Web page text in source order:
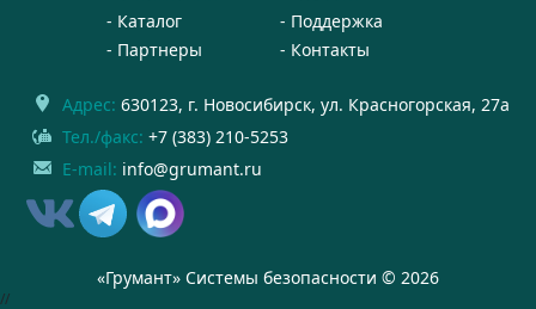
Каталог
Поддержка
Партнеры
Контакты
Адрес: 630123, г. Новосибирск, ул. Красногорская, 27а
Тел./факс: +7 (383) 210-5253
E-mail: info@grumant.ru
«Грумант» Системы безопасности © 2026
//